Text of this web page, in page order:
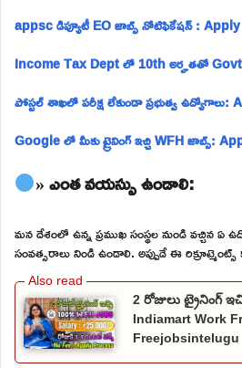
appsc డిప్యూటీ EO జాబ్స్ నోటిఫికేషన్ : Apply
Income Tax Dept లో 10th అర్హతతో
పోస్టల్ శాఖలో పరీక్ష లేకుండా ప్రభుత్వ ఉద్యోగాలు:
Google లో మీకు ట్రైనింగ్ ఇచ్చి WFH జాబ్స్:
» ఎంత వయస్సు ఉండాలి:
మన దేశంలో ఉన్న ప్రముఖ సంస్థల నుండి వచ్చిన
సంవత్సరాలు నిండి ఉండాలి. అప్పుడే ఈ
2 రోజులు ట్రైనింగ్
Indiamart Work
Freejobsintelugu